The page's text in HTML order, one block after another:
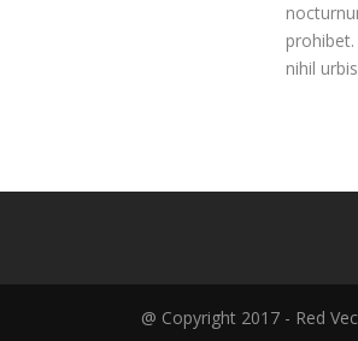
nihil
@ Copyright 2017 - Red